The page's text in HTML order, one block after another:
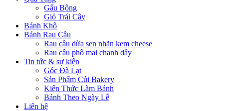
Gấu Bông
Giỏ Trái Cây
Bánh Khô
Bánh Rau Câu
Rau câu dừa sen nhãn kem cheese
Rau câu phô mai chanh dây
Tin tức & sự kiện
Góc Đà Lạt
Sản Phẩm Củi Bakery
Kiến Thức Làm Bánh
Bánh Theo Ngày Lễ
Liên hệ